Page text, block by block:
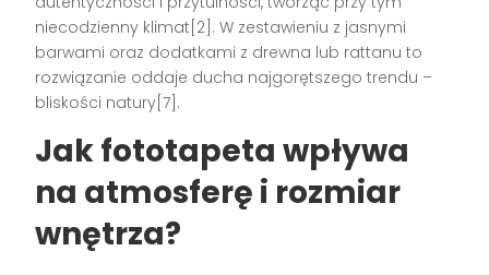
niecodzienny klimat[2]. W zestawieniu z jasnymi
barwami oraz dodatkami z drewna lub rattanu to
rozwiązanie oddaje ducha najgorętszego trendu –
bliskości natury[7].
Jak fototapeta wpływa
na atmosferę i rozmiar
wnętrza?